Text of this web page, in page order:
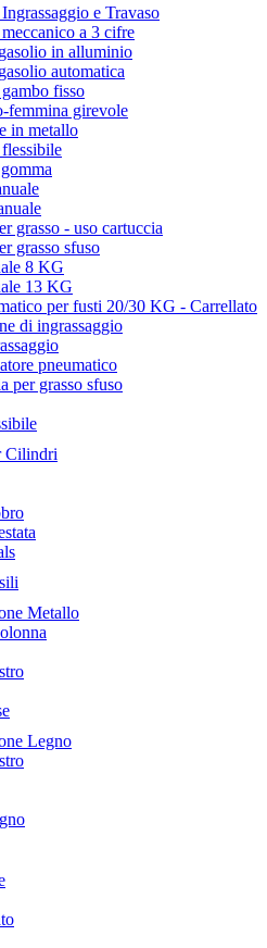
e Travaso
a 3 cifre
in alluminio
automatica
fisso
femmina girevole
in metallo
grasso - uso cartuccia
grasso sfuso
8 KG
13 KG
per fusti 20/30 KG - Carrellato
di ingrassaggio
pneumatico
per grasso sfuso
Cilindri
Metallo
Legno